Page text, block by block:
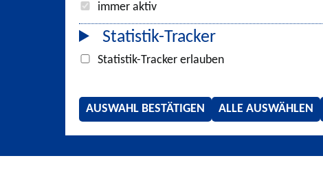
immer aktiv
Statistik-Tracker
Statistik-Tracker erlauben
AUSWAHL BESTÄTIGEN ALLE AUSWÄHLEN